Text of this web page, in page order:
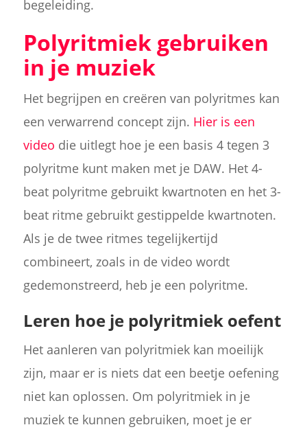
begeleiding.
Polyritmiek gebruiken
in je muziek
Het begrijpen en creëren van polyritmes kan
een verwarrend concept zijn. Hier is een
video die uitlegt hoe je een basis 4 tegen 3
polyritme kunt maken met je DAW. Het 4-
beat polyritme gebruikt kwartnoten en het 3-
beat ritme gebruikt gestippelde kwartnoten.
Als je de twee ritmes tegelijkertijd
combineert, zoals in de video wordt
gedemonstreerd, heb je een polyritme.
Leren hoe je polyritmiek oefent
Het aanleren van polyritmiek kan moeilijk
zijn, maar er is niets dat een beetje oefening
niet kan oplossen. Om polyritmiek in je
muziek te kunnen gebruiken, moet je er